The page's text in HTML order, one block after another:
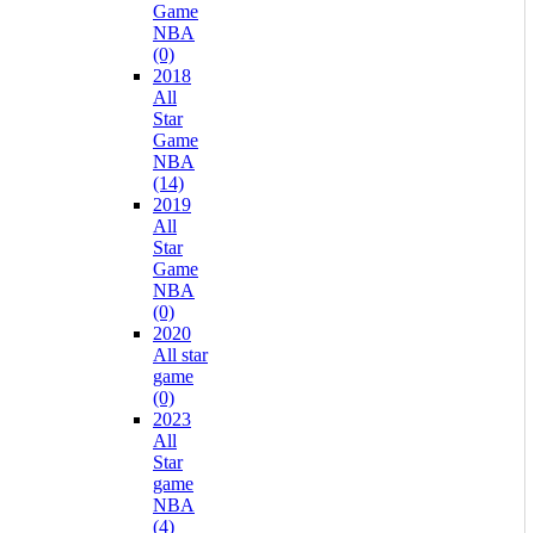
Game
NBA
(0)
2018
All
Star
Game
NBA
(14)
2019
All
Star
Game
NBA
(0)
2020
All star
game
(0)
2023
All
Star
game
NBA
(4)